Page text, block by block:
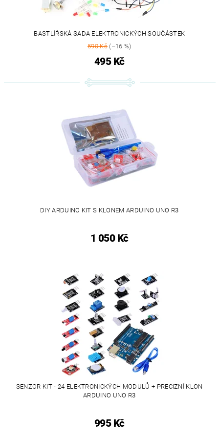
BASTLÍŘSKÁ SADA ELEKTRONICKÝCH SOUČÁSTEK
590 Kč(–16 %)
495 Kč
DIY ARDUINO KIT S KLONEM ARDUINO UNO R3
1 050 Kč
SENZOR KIT - 24 ELEKTRONICKÝCH MODULŮ + PRECIZNÍ KLON
ARDUINO UNO R3
995 Kč